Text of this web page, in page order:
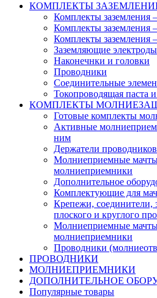
КОМПЛЕКТЫ
Комплекты заземления
Комплекты заземления
Комплекты заземления
Заземляющие электроды
Наконечнки и головки
Проводники
Соединительные
Токопроводящая паста
КОМПЛЕКТЫ
Готовые комплекты
Активные
ним
Держатели
Молниеприемные
молниеприемники
Дополнительное
Комплектующие для
Крепежи, соединители,
плоского и круглого
Молниеприемные
молниеприемники
Проводники
ПРОВОДНИКИ
МОЛНИЕПРИЕМНИКИ
ДОПОЛНИТЕЛЬНОЕ
Популярные товары